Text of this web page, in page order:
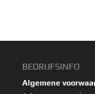
BEDRIJFSINFO
Algemene